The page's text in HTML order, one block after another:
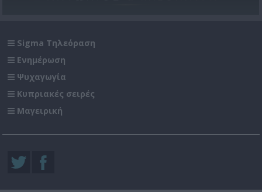
Sigma Τηλεόραση
Ενημέρωση
Ψυχαγωγία
Κυπριακές σειρές
Μαγειρική